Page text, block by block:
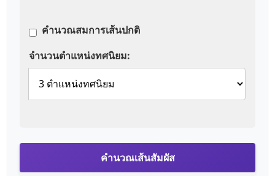
คำนวณสมการเส้นปกติ
จำนวนตำแหน่งทศนิยม:
คำนวณเส้นสัมผัส